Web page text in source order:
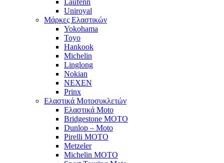
Laufenn
Uniroyal
Μάρκες Ελαστικών
Yokohama
Toyo
Hankook
Michelin
Linglong
Nokian
NEXEN
Prinx
Ελαστικά Μοτοσυκλετών
Ελαστικά Moto
Bridgestone MOTO
Dunlop – Moto
Pirelli MOTO
Metzeler
Michelin MOTO